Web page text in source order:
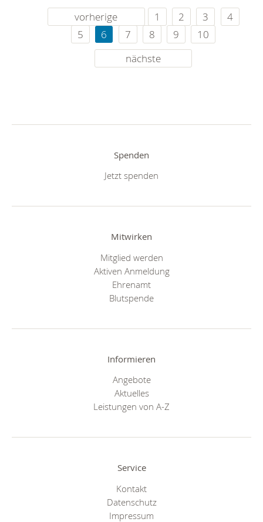
vorherige 1 2 3
4
5
6 7 8 9
10
nächste
Spenden
Jetzt spenden
Mitwirken
Mitglied werden
Aktiven Anmeldung
Ehrenamt
Blutspende
Informieren
Angebote
Aktuelles
Leistungen von A-Z
Service
Kontakt
Datenschutz
Impressum